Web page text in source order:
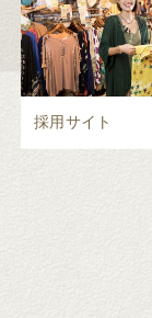
採用サイト